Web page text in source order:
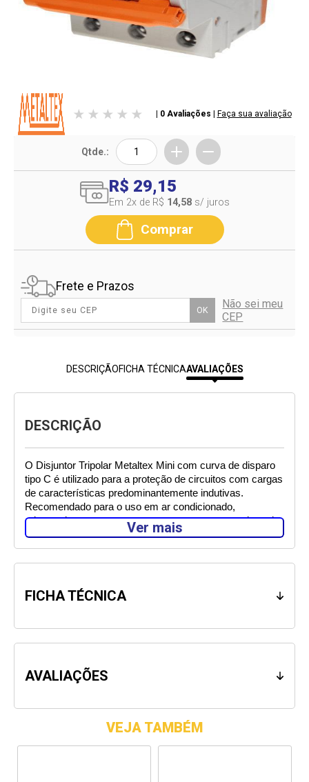
| 0 Avaliações Faça sua avaliação
Qtde.:
R$ 29,15
Em 2x de R$ 14,58 s/ juros
Comprar
Frete e Prazos
OK
Não sei meu
CEP
DESCRIÇÃOFICHA TÉCNICAAVALIAÇÕES
DESCRIÇÃO
O Disjuntor Tripolar Metaltex Mini com curva de disparo
tipo C é utilizado para a proteção de circuitos com cargas
de características predominantemente indutivas.
Recomendado para o uso em ar condicionado,
microondas, motores e cargas que apresentam picos de
corrente no momento da ligação.
Utilizar um Disjuntor Metaltex proporciona alta proteção
circuitos e sobrecargas.
segurança garantida de funcionamento dos seus
aparelhos, pois todas as peças são reguladas de acordo
disjuntores serem aplicados a todo tipo de instalação
elétrica residencial, comercial ou industrial de baixa
Ver mais
FICHA TÉCNICA
AVALIAÇÕES
VEJA TAMBÉM